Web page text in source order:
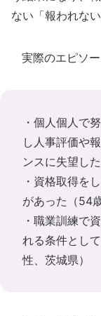
ない「報われな
実際のエピソー
・個人個人で
し人事評価や
ンスに失望し
・資格取得を
があった（54
・職業訓練で
れる条件とし
性、茨城県）